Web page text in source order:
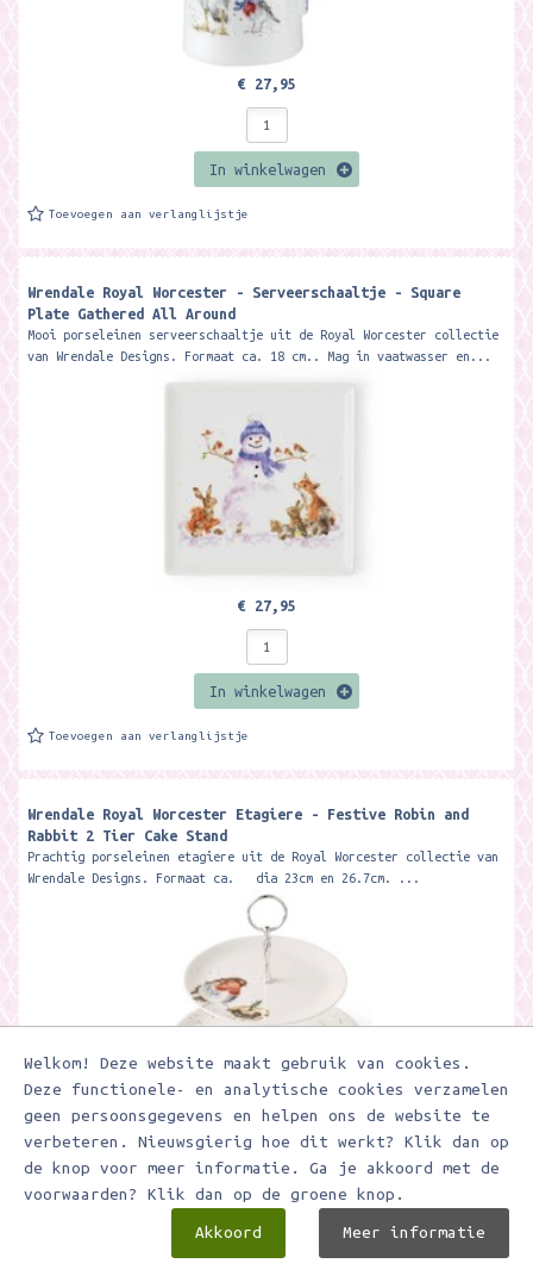
Welkom! Deze website maakt gebruik van cookies.
Deze functionele- en analytische cookies verzamelen
geen persoonsgegevens en helpen ons de website te
verbeteren. Nieuwsgierig hoe dit werkt? Klik dan op
de knop voor meer informatie. Ga je akkoord met de
voorwaarden? Klik dan op de groene knop.
Akkoord Meer informatie
€ 27,95
In winkelwagen
Toevoegen aan verlanglijstje
Wrendale Royal Worcester - Serveerschaaltje - Square
Plate Gathered All Around
Mooi porseleinen serveerschaaltje uit de Royal Worcester collectie
van Wrendale Designs. Formaat ca. 18 cm.. Mag in vaatwasser en...
€ 27,95
In winkelwagen
Toevoegen aan verlanglijstje
Wrendale Royal Worcester Etagiere - Festive Robin and
Rabbit 2 Tier Cake Stand
Prachtig porseleinen etagiere uit de Royal Worcester collectie van
Wrendale Designs. Formaat ca. dia 23cm en 26.7cm. ...
€ 59,95
In winkelwagen
Toevoegen aan verlanglijstje